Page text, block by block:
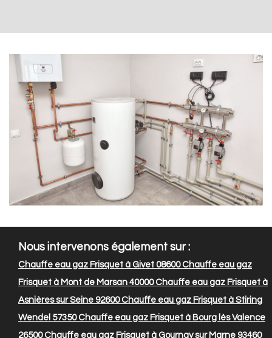
Nous intervenons également sur :
Chauffe eau gaz Frisquet à Givet 08600Chauffe eau gaz
Frisquet à Mont de Marsan 40000Chauffe eau gaz Frisquet à
Asnières sur Seine 92600Chauffe eau gaz Frisquet à Stiring
Wendel 57350Chauffe eau gaz Frisquet à Bourg lès Valence
26500Chauffe eau gaz Frisquet à Gournay sur Marne 93460